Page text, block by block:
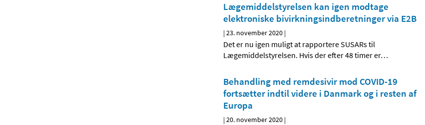
Lægemiddelstyrelsen kan igen modtage
elektroniske bivirkningsindberetninger via E2B
|23. november 2020 |
Det er nu igen muligt at rapportere SUSARs til
Lægemiddelstyrelsen. Hvis der efter 48 timer er…
Behandling med remdesivir mod COVID-19
fortsætter indtil videre i Danmark og i resten af
Europa
|20. november 2020 |